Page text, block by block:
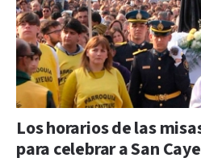
Los horarios de las
para celebrar a San